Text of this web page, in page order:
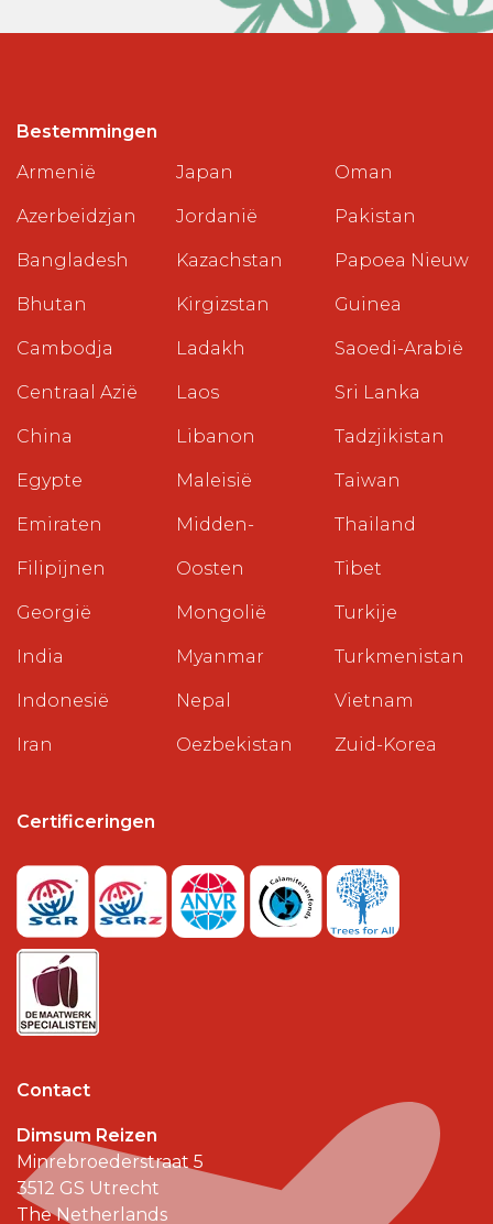
Bestemmingen
Armenië
Azerbeidzjan
Bangladesh
Bhutan
Cambodja
Centraal Azië
China
Egypte
Emiraten
Filipijnen
Georgië
India
Indonesië
Iran
Japan
Jordanië
Kazachstan
Kirgizstan
Ladakh
Laos
Libanon
Maleisië
Midden-
Oosten
Mongolië
Myanmar
Nepal
Oezbekistan
Oman
Pakistan
Papoea Nieuw
Guinea
Saoedi-Arabië
Sri Lanka
Tadzjikistan
Taiwan
Thailand
Tibet
Turkije
Turkmenistan
Vietnam
Zuid-Korea
Certificeringen
Contact
Dimsum Reizen
Minrebroederstraat 5
3512 GS Utrecht
The Netherlands